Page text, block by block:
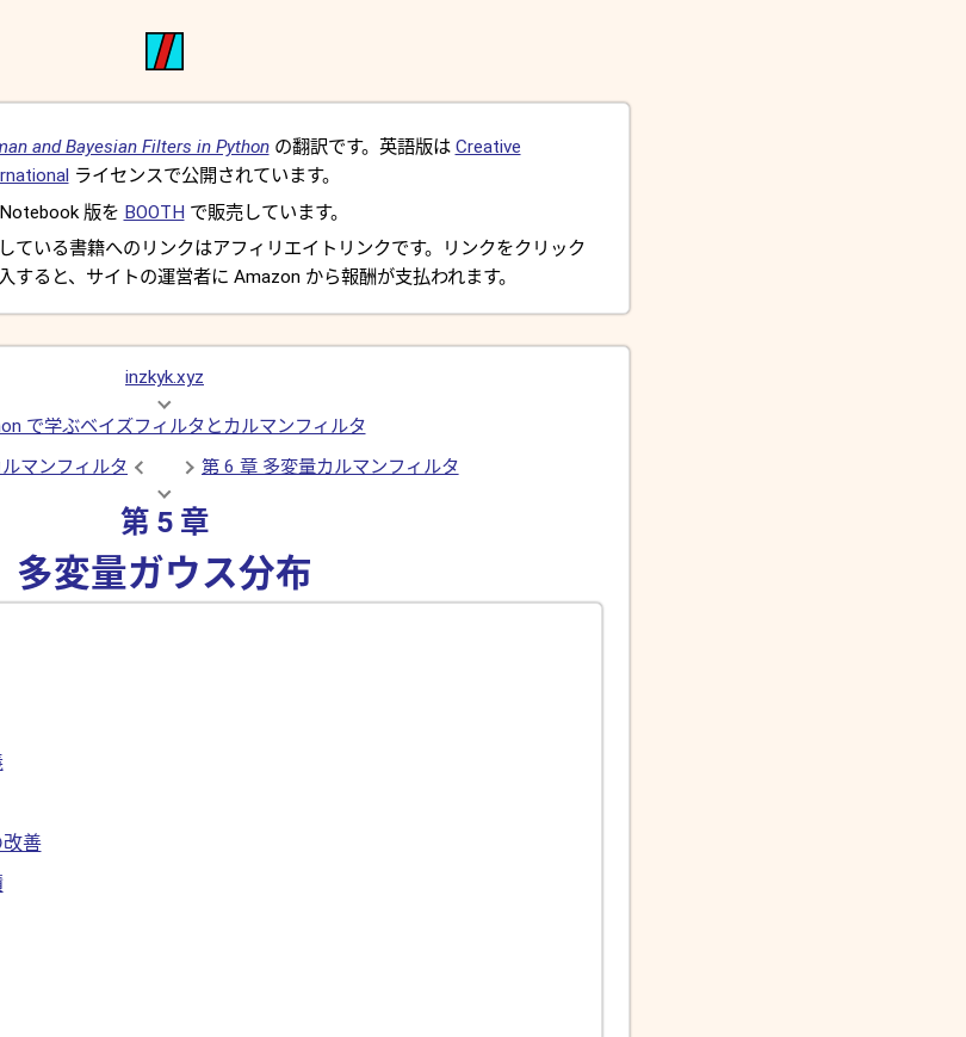
and Bayesian Filters in Pythonの翻訳です。英語版は Creative
ライセンスで公開されています。
版を BOOTH で販売しています。
ている書籍へのリンクはアフィリエイトリンクです。リンクをクリック
すると、サイトの運営者に Amazon から報酬が支払われます。
inzkyk.xyz
で学ぶベイズフィルタとカルマンフィルタ
マンフィルタ
第 6 章 多変量カルマンフィルタ
第 5 章
多変量ガウス分布
善